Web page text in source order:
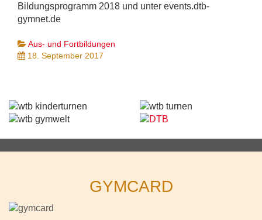
Bildungsprogramm 2018 und unter events.dtb-
gymnet.de
Aus- und Fortbildungen
18. September 2017
GYMCARD